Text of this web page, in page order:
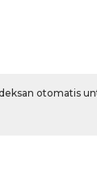
otomatis